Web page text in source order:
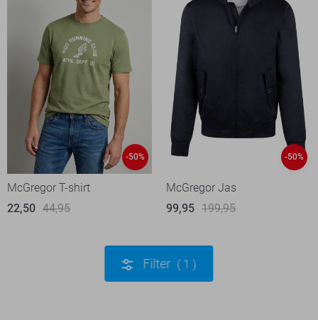
-50%
McGregor T-shirt
22,50 44,95
-50%
McGregor Jas
99,95 199,95
Filter 1